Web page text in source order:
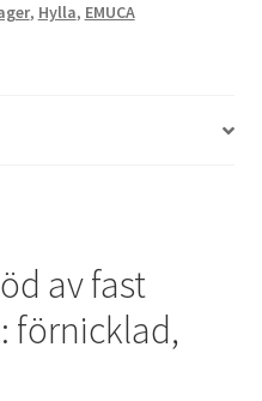
, Hylla, EMUCA
av fast
förnicklad,